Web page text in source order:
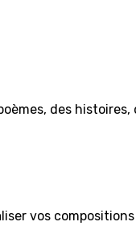
des histoires,
vos